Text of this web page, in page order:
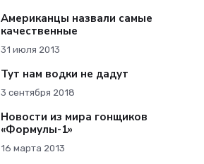
Американцы назвали самые
качественные
31 июля 2013
Тут нам водки не дадут
3 сентября 2018
Новости из мира гонщиков
«Формулы-1»
16 марта 2013